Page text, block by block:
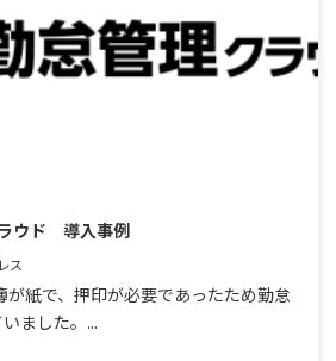
ウド 導入事例
ス
が紙で、押印が必要であったため勤怠
ました。...